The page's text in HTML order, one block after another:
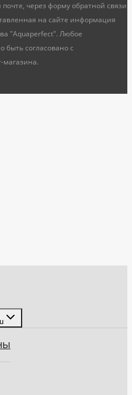
через форму обратной связи
на сайте информация
"Aquaperfect". Любое
согласовано с
магазина.